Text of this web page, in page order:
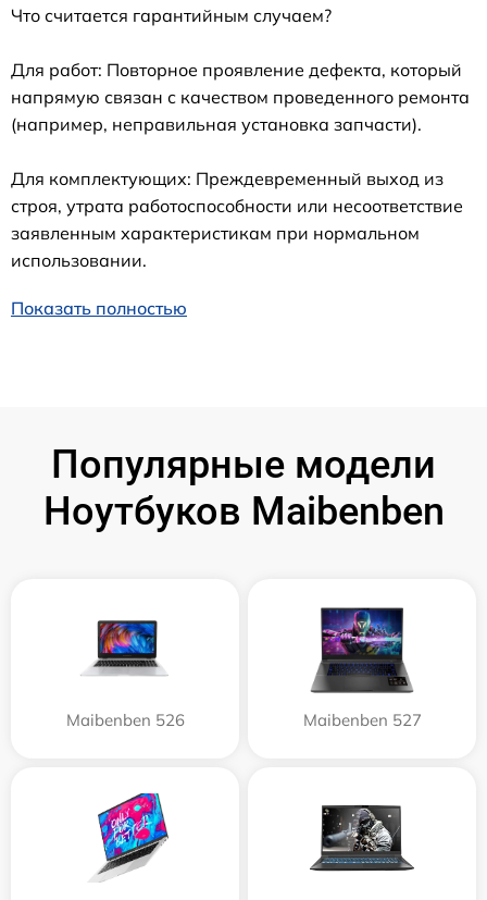
Что считается гарантийным случаем?
Для работ: Повторное проявление дефекта, который
напрямую связан с качеством проведенного ремонта
(например, неправильная установка запчасти).
Для комплектующих: Преждевременный выход из
строя, утрата работоспособности или несоответствие
заявленным характеристикам при нормальном
использовании.
Показать полностью
Популярные модели
Ноутбуков Maibenben
Maibenben 526 Maibenben 527